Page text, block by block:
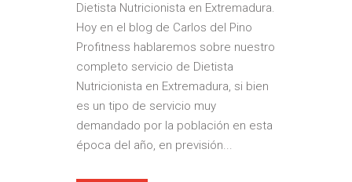
Dietista Nutricionista en Extremadura.
Hoy en el blog de Carlos del Pino
Profitness hablaremos sobre nuestro
completo servicio de Dietista
Nutricionista en Extremadura, si bien
es un tipo de servicio muy
demandado por la población en esta
época del año, en previsión...